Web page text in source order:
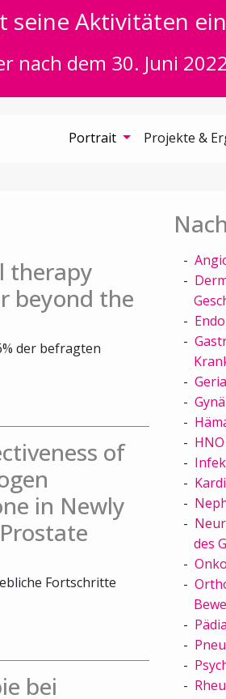
seine Aktivitäten
nach dem 30. Juni
Portrait Projekte &
therapy
beyond the
der befragten
of
in Newly
Fortschritte
bei
des